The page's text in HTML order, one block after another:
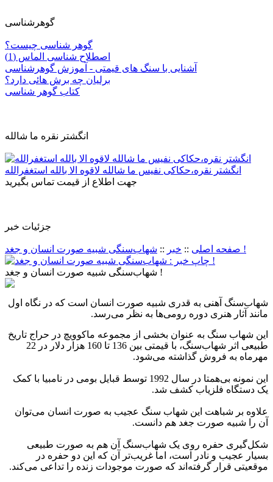
گوهرشناسی
گوهر شناسی چیست؟
اصطلاح شناسی الماس (1)
آشنایی با سنگ های قیمتی - آموزش گوهرشناسی
برلیان چه برش هائی دارد؟
کتاب گوهر شناسی
انگشتر نقره ما شالله
انگشتر نقره،حکاکی نفیس ما شالله لاقوه الا بالله استغفرالله
جهت اطلاع از قیمت تماس بگیرید
جزئيات خبر
صفحه اصلی :: خبر :: شهاب‌سنگی شبیه صورت انسان و جغد !
شهاب‌سنگی شبیه صورت انسان و جغد !
شهاب‌سنگ آهنی به قدری شبیه صورت انسان است که در نگاه اول
مانند آثار هنری دوره رومی‌ها به نظر می‌رسد.
این شهاب سنگ به عنوان بخشی از مجموعه ماکوویچ در حراج تاریخ
طبیعی اثر شهاب‌سنگ، با قیمتی بین 136 تا 160 هزار دلار در 22
مهرماه به فروش گذاشته می‌شود.
این نمونه بی‌همتا در سال 1992 توسط قبایل بومی در نامبیا با کمک
یک دستگاه فلزیاب کشف شد.
علاوه بر شباهت این شهاب سنگ عجیب به صورت انسان می‌توان
آن را شبیه صورت جغد هم دانست.
شکل‌گیری حفره روی یک شهاب‌سنگ آن هم به صورت طبیعی
بسیار عجیب و نادر است، اما غریب‌تر آن که این دو حفره در
موقعیتی قرار گرفته‌اند که صورت موجودات زنده را تداعی می‌کند.